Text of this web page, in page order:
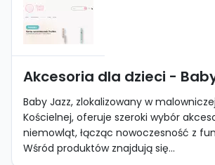
Akcesoria dla dzieci -
Baby Jazz, zlokalizowany w
Kościelnej, oferuje szeroki wybór
niemowląt, łącząc nowoczesność z
Wśród produktów znajdują się...